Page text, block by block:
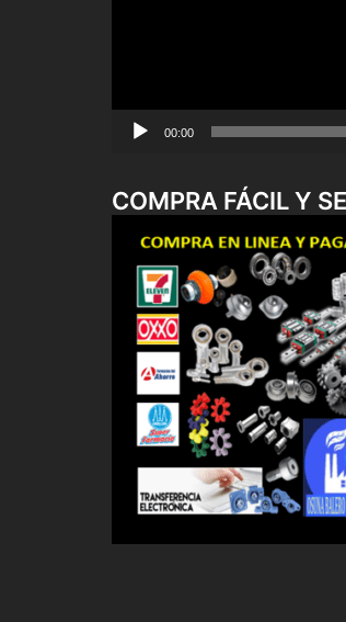
00:00
COMPRA FÁCIL Y